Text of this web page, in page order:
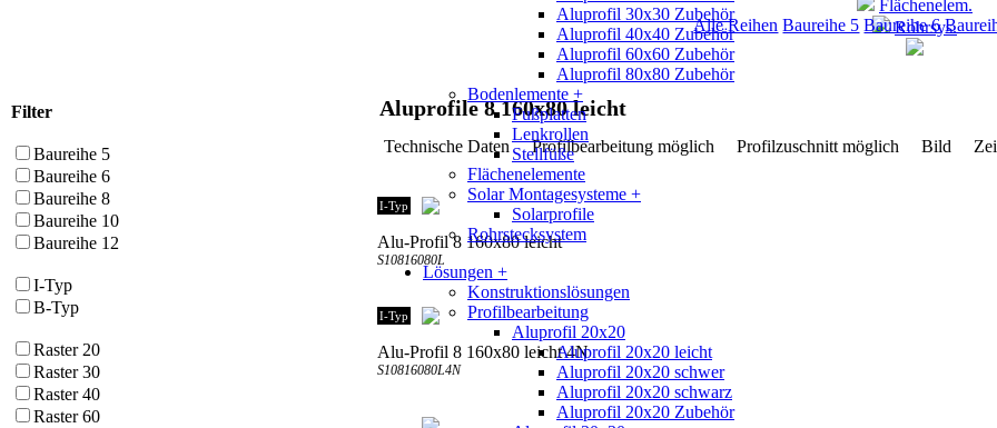
Aluprofil 30x30 Zubehör
Aluprofil 40x40 Zubehör
Aluprofil 60x60 Zubehör
Aluprofil 80x80 Zubehör
Bodenlemente +
Fußplatten
Lenkrollen
Stellfüße
Flächenelemente
Solar Montagesysteme +
Solarprofile
Rohrstecksystem
Lösungen +
Konstruktionslösungen
Profilbearbeitung
Aluprofil 20x20
Aluprofil 20x20 leicht
Aluprofil 20x20 schwer
Aluprofil 20x20 schwarz
Aluprofil 20x20 Zubehör
Flächenelem.
Rohrsys.
Alle Reihen Baureihe 5 Baureihe 6
Aluprofile 8 160x80 leicht
Technische DatenProfilbearbeitung möglich Profilzuschnitt möglich Bild
Alu-Profil 8 160x80 leicht
S10816080L
I-Typ
Alu-Profil 8 160x80 leicht 4N
S10816080L4N
I-Typ
Filter
Baureihe 5
Baureihe 6
Baureihe 8
Baureihe 10
Baureihe 12
I-Typ
B-Typ
Raster 20
Raster 30
Raster 40
Raster 60